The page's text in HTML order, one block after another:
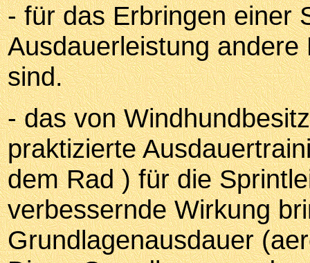
- für das Erbringen einer
Ausdauerleistung
sind.
- das von
praktizierte
dem Rad ) für die
verbessernde Wirkung
Grundlagenausdauer